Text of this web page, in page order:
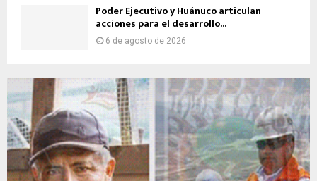
Poder Ejecutivo y Huánuco articulan
acciones para el desarrollo...
6 de agosto de 2026